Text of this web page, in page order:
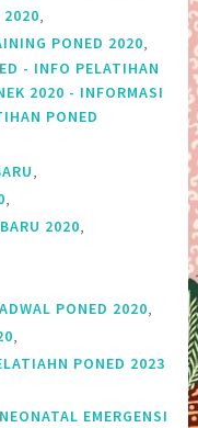
2020,
PONED 2020,
- INFO PELATIHAN
2020 - INFORMASI
PONED
,
,
2020,
PONED 2020,
,
PONED 2023
EMERGENSI